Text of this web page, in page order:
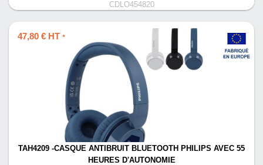
CDLO454820
47,80 € HT *
TAH4209 -CASQUE ANTIBRUIT BLUETOOTH PHILIPS AVEC 55
HEURES D'AUTONOMIE